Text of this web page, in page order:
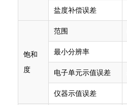
盐度补偿误差
饱和
度
范围
最小分辨率
电子单元示值误差
仪器示值误差